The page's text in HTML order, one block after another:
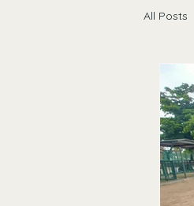
All Posts